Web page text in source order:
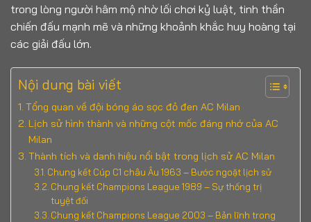
trong lòng người hâm mộ nhờ lối chơi kỷ luật, tinh thần
chiến đấu mạnh mẽ và những khoảnh khắc huy hoàng tại
các giải đấu lớn.
Nội dung bài viết
Tổng quan về đội bóng áo sọc đỏ đen AC Milan
Lịch sử hình thành và những cột mốc đáng nhớ của AC
Milan
Thành tích và danh hiệu nổi bật trong lịch sử AC Milan
Chung kết Cúp C1 châu Âu 1963 – Bước ngoặt lịch sử
Chung kết Champions League 1989 – Sự thống trị
tuyệt đối
Chung kết Champions League 2003 – Bản lĩnh trong